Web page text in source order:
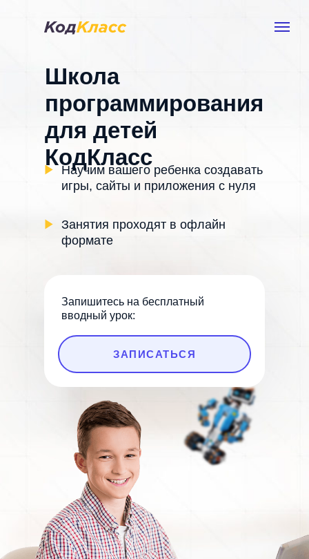
Школа
программирования
для детей
КодКласс
Научим вашего ребенка создавать
игры, сайты и приложения с нуля
Занятия проходят в офлайн
формате
Запишитесь на бесплатный
вводный урок:
ЗАПИСАТЬСЯ